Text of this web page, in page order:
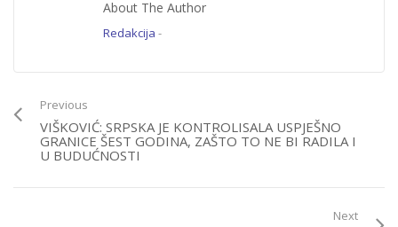
About The Author
Redakcija -
Previous
VIŠKOVIĆ: SRPSKA JE KONTROLISALA USPJEŠNO
GRANICE ŠEST GODINA, ZAŠTO TO NE BI RADILA I
U BUDUĆNOSTI
Next